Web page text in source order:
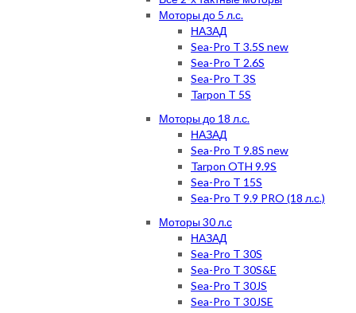
Моторы до 5 л.с.
НАЗАД
Sea-Pro T 3.5S new
Sea-Pro T 2.6S
Sea-Pro T 3S
Tarpon T 5S
Моторы до 18 л.с.
НАЗАД
Sea-Pro T 9.8S new
Tarpon OTH 9.9S
Sea-Pro T 15S
Sea-Pro T 9.9 PRO (18 л.с.)
Моторы 30 л.с
НАЗАД
Sea-Pro T 30S
Sea-Pro T 30S&E
Sea-Pro T 30JS
Sea-Pro T 30JSE